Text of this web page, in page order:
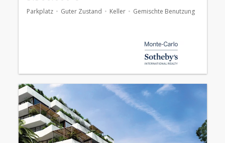
Parkplatz Guter Zustand Keller Gemischte Benutzung